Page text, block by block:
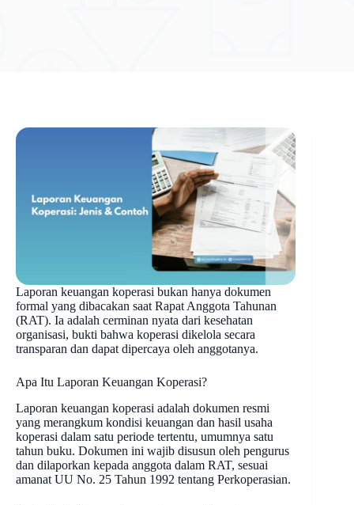
Laporan keuangan koperasi bukan hanya dokumen
formal yang dibacakan saat Rapat Anggota Tahunan
(RAT). Ia adalah cerminan nyata dari kesehatan
organisasi, bukti bahwa koperasi dikelola secara
transparan dan dapat dipercaya oleh anggotanya.
Apa Itu Laporan Keuangan Koperasi?
Laporan keuangan koperasi adalah dokumen resmi
yang merangkum kondisi keuangan dan hasil usaha
koperasi dalam satu periode tertentu, umumnya satu
tahun buku. Dokumen ini wajib disusun oleh pengurus
dan dilaporkan kepada anggota dalam RAT, sesuai
amanat UU No. 25 Tahun 1992 tentang Perkoperasian.